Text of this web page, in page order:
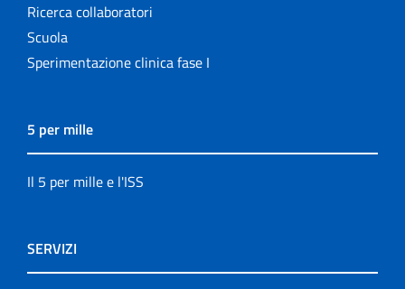
Ricerca collaboratori
Scuola
Sperimentazione clinica fase I
5 per mille
Il 5 per mille e l'ISS
SERVIZI